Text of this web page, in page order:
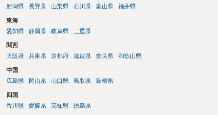
ば、キューちゃんママさんの御希望をかなえることができるのではな
いでしょうか。 あるいは相続放棄であれば御自分でできなくもないと
は思います。その場合、かかるのは戸籍等の取得費用と印紙代だけと
を確認し、印紙と共に家庭裁判所に提出して相続放棄申述受理通知書
を待つという流れになります。
新潟県
長野県 山梨県 石川県 富山県 福井県
東海
愛知県
静岡県 岐阜県 三重県
関西
大阪府
兵庫県 京都府 滋賀県 奈良県 和歌山県
中国
広島県
岡山県 山口県 鳥取県 島根県
四国
香川県
愛媛県 高知県 徳島県